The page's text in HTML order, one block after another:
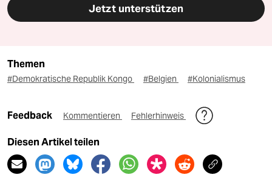
Jetzt unterstützen
Themen
#Demokratische Republik Kongo #Belgien #Kolonialismus
Feedback Kommentieren Fehlerhinweis
Diesen Artikel teilen